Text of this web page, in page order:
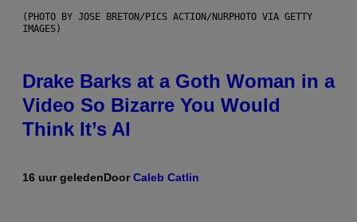
(PHOTO BY JOSE BRETON/PICS ACTION/NURPHOTO VIA GETTY
IMAGES)
Drake Barks at a Goth Woman in a
Video So Bizarre You Would
Think It’s AI
16 uur geledenDoorCaleb Catlin